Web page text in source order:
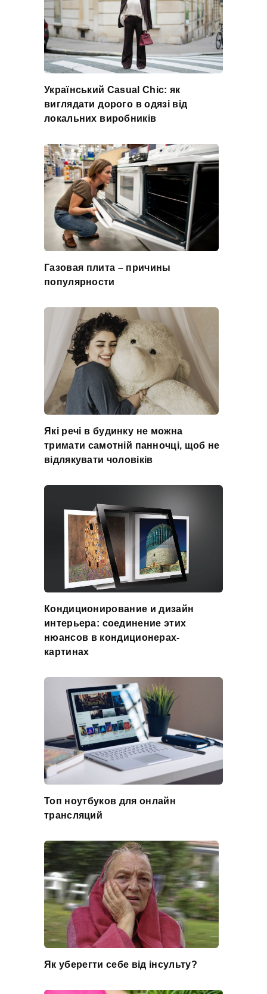
Український Casual Chic: як
виглядати дорого в одязі від
локальних виробників
Газовая плита – причины
популярности
Які речі в будинку не можна
тримати самотній панночці, щоб не
відлякувати чоловіків
Кондиционирование и дизайн
интерьера: соединение этих
нюансов в кондиционерах-
картинах
Топ ноутбуков для онлайн
трансляций
Як уберегти себе від інсульту?